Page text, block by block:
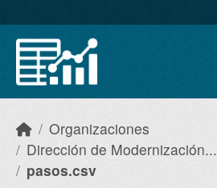
Organizaciones
Dirección de Modernización...
pasos.csv